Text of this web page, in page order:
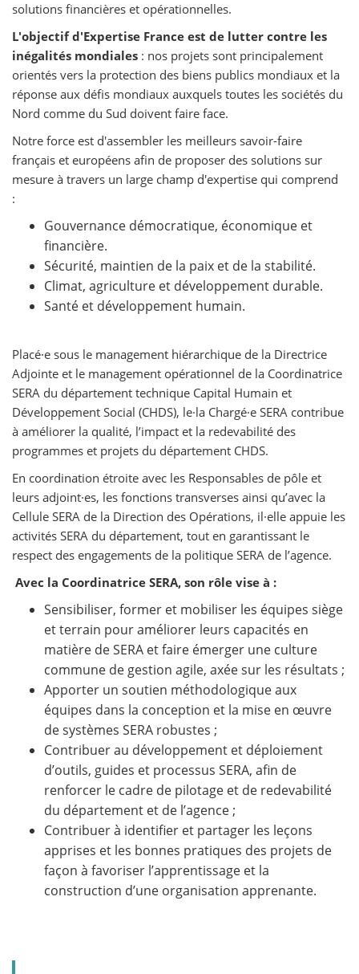
solutions financières et opérationnelles.
L'objectif d'Expertise France est de lutter contre les
inégalités mondiales : nos projets sont principalement
orientés vers la protection des biens publics mondiaux et la
réponse aux défis mondiaux auxquels toutes les sociétés du
Nord comme du Sud doivent faire face.
Notre force est d'assembler les meilleurs savoir-faire
français et européens afin de proposer des solutions sur
mesure à travers un large champ d'expertise qui comprend
:
Gouvernance démocratique, économique et
financière.
Sécurité, maintien de la paix et de la stabilité.
Climat, agriculture et développement durable.
Santé et développement humain.
Placé·e sous le management hiérarchique de la Directrice
Adjointe et le management opérationnel de la Coordinatrice
SERA du département technique Capital Humain et
Développement Social (CHDS), le·la Chargé·e SERA contribue
à améliorer la qualité, l’impact et la redevabilité des
programmes et projets du département CHDS.
En coordination étroite avec les Responsables de pôle et
leurs adjoint·es, les fonctions transverses ainsi qu’avec la
Cellule SERA de la Direction des Opérations, il·elle appuie les
activités SERA du département, tout en garantissant le
respect des engagements de la politique SERA de l’agence.
Avec la Coordinatrice SERA, son rôle vise à :
Sensibiliser, former et mobiliser les équipes siège
et terrain pour améliorer leurs capacités en
matière de SERA et faire émerger une culture
commune de gestion agile, axée sur les résultats ;
Apporter un soutien méthodologique aux
équipes dans la conception et la mise en œuvre
de systèmes SERA robustes ;
Contribuer au développement et déploiement
d’outils, guides et processus SERA, afin de
renforcer le cadre de pilotage et de redevabilité
du département et de l’agence ;
Contribuer à identifier et partager les leçons
apprises et les bonnes pratiques des projets de
façon à favoriser l’apprentissage et la
construction d’une organisation apprenante.